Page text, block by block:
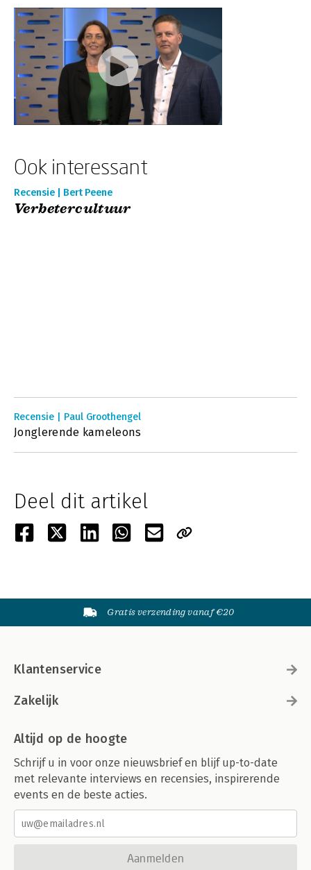
Ook interessant
Recensie | Bert Peene
Verbetercultuur
Recensie | Paul Groothengel
Jonglerende kameleons
Deel dit artikel
Gratis verzending vanaf €20
Klantenservice
Zakelijk
Altijd op de hoogte
Schrijf u in voor onze nieuwsbrief en blijf up-to-date
met relevante interviews en recensies, inspirerende
events en de beste acties.
Aanmelden